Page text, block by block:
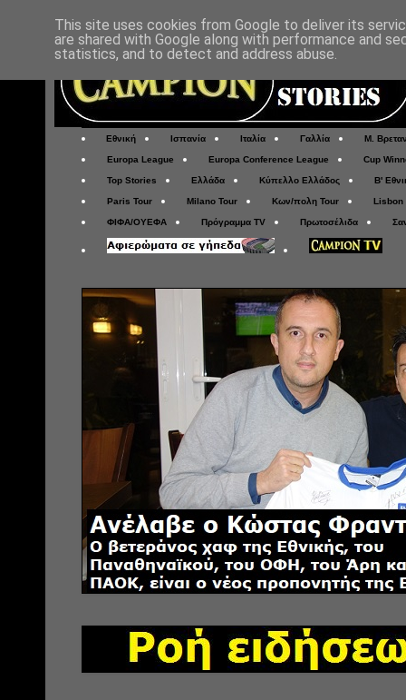
Εθνική Ισπανία Ιταλία Γαλλία Μ.
Europa League Europa Conference League Cup
Top Stories Ελλάδα Κύπελλο Ελλάδος Β'
Paris Tour Milano Tour Κων/πολη Tour Lisbon
ΦΙΦΑ/ΟΥΕΦΑ Πρόγραμμα TV Πρωτοσέλιδα
This site uses cookies from Google to deliver its
are shared with Google along with performance and
statistics, and to detect and address abuse.